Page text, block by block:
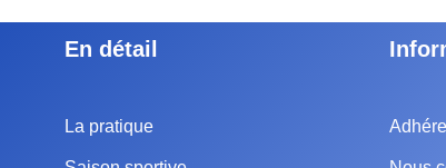
En détail
La pratique